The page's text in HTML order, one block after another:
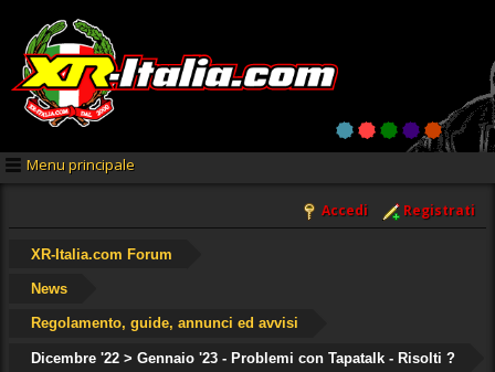
Menu principale
Accedi Registrati
XR-Italia.com Forum
News
Regolamento, guide, annunci ed avvisi
Dicembre '22 > Gennaio '23 - Problemi con Tapatalk - Risolti ?